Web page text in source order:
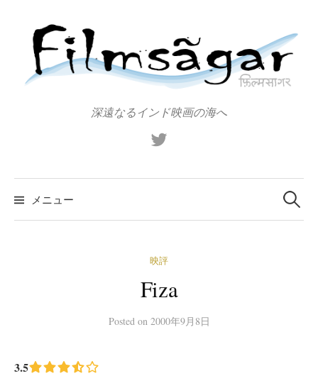
プ
深遠なるインド映画の海へ
メニュー
検
索:
映評
Fiza
Posted on 2000年9月8日
3.5